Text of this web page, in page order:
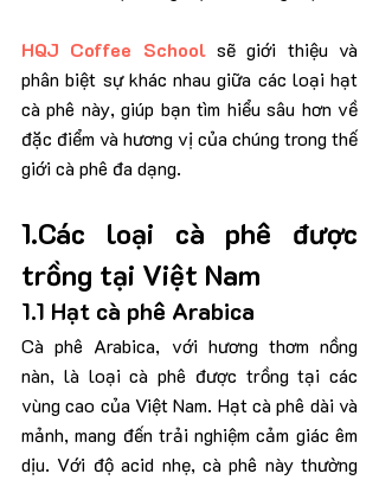
HQJ Coffee School sẽ giới thiệu và
phân biệt sự khác nhau giữa các loại hạt
cà phê này, giúp bạn tìm hiểu sâu hơn về
đặc điểm và hương vị của chúng trong thế
giới cà phê đa dạng.
1.Các loại cà phê được
trồng tại Việt Nam
1.1 Hạt cà phê Arabica
Cà phê Arabica, với hương thơm nồng
nàn, là loại cà phê được trồng tại các
vùng cao của Việt Nam. Hạt cà phê dài và
mảnh, mang đến trải nghiệm cảm giác êm
dịu. Với độ acid nhẹ, cà phê này thường